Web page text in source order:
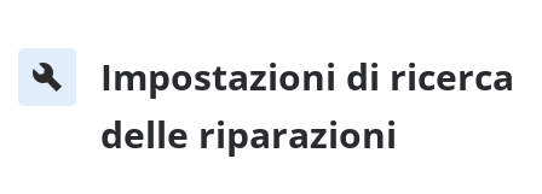
Impostazioni di ricerca
delle riparazioni